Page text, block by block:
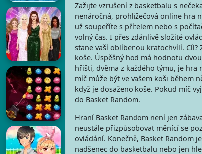
Zažijte vzrušení z basketbalu s
nenáročná, prohlížečová online hra
už soupeříte s přítelem nebo s
volný čas. I přes zdánlivě složité
stane vaší oblíbenou kratochvílí. Cíl?
koše. Úspěšný hod má hodnotu
hřišti, dvěma z každého týmu, je hra
míč může být ve vašem koši během
když je dosaženo koše. Pokud míč
do Basket Random.
Hraní Basket Random není jen
neustále přizpůsobovat měnící se
ovládání. Konečně, Basket Random
nadšenec do basketbalu nebo jen